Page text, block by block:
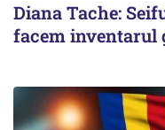
Diana Tache:
facem inventarul